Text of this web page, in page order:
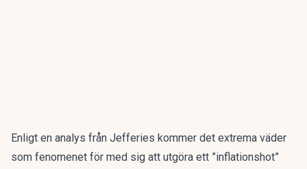
Enligt en analys från Jefferies kommer det extrema väder
som fenomenet för med sig att utgöra ett ”inflationshot”